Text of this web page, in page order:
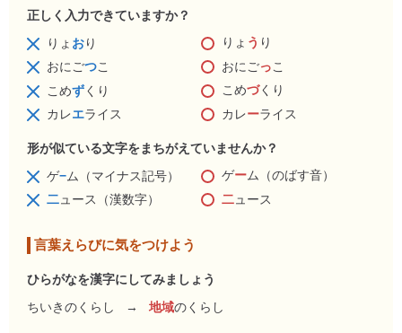
正しく入力できていますか？
りょ おり りょ う り
おにごつこ おにごっこ
こめずくり こめづくり
カレエライス カレーライス
形が似ている文字をまちがえていませんか？
ゲ−ム（マイナス記号） ゲーム（のばす音）
二ュース（漢数字） 二ュース
言葉えらびに気をつけよう
ひらがなを漢字にしてみましょう
ちいきのくらし
→ 地域のくらし